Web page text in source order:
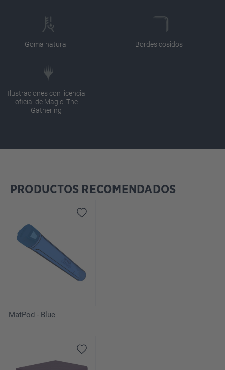
Goma natural Bordes cosidos
Ilustraciones con licencia
oficial de Magic: The
Gathering
Omitir la galería de productos
PRODUCTOS RECOMENDADOS
MatPod - Blue